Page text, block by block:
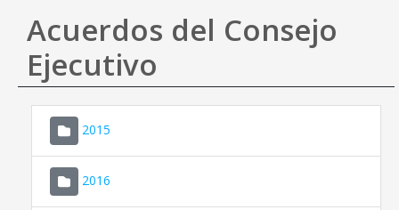
Mapa web
Ayuda
Acuerdos del Consejo
Ejecutivo
2015
2016